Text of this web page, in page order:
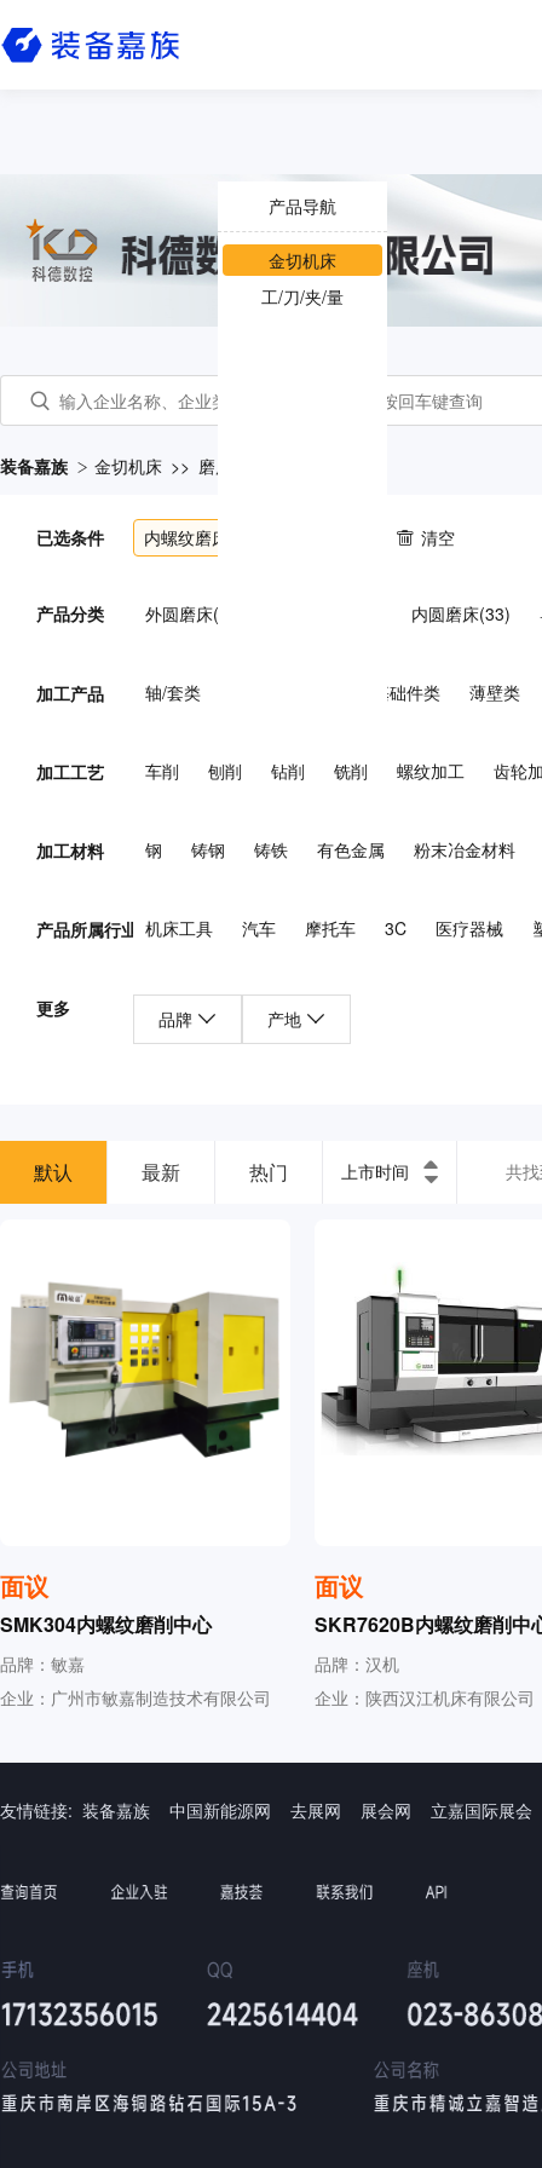
装备嘉族 金切机床 >> 磨床
已选条件 内螺纹磨床 清空
产品分类 外圆磨床(174) 内圆磨床(33)
加工产品 轴/套类 基础件类 薄壁类
加工工艺 车削 刨削 钻削 铣削 螺纹加工 齿轮
加工材料 钢 铸钢 铸铁 有色金属 粉末冶金材料
产品所属行业 机床工具 汽车 摩托车 3C 医疗器械
更多
品牌 产地
默认 最新 热门 上市时间 共
面议
SMK304内螺纹磨削中心
品牌：敏嘉
企业：广州市敏嘉制造技术有限公司
面议
SKR7620B内螺纹磨削中
品牌：汉机
企业：陕西汉江机床有限公司
产品导航
金切机床
工/刀/夹/量
友情链接: 装备嘉族 中国新能源网 去展网 展会网 立嘉国际展会